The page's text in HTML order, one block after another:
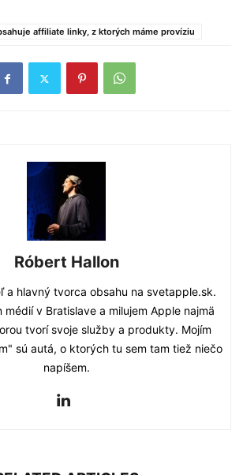
affiliate linky, z ktorých máme províziu
Róbert Hallon
a hlavný tvorca obsahu na svetapple.sk.
médií v Bratislave a milujem Apple najmä
tvorí svoje služby a produkty. Mojím
sú autá, o ktorých tu sem tam tiež niečo
napíšem.